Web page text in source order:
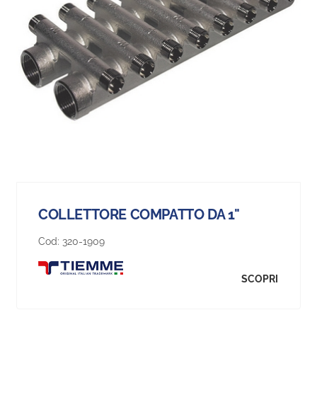
COLLETTORE COMPATTO DA 1"
Cod: 320-1909
SCOPRI